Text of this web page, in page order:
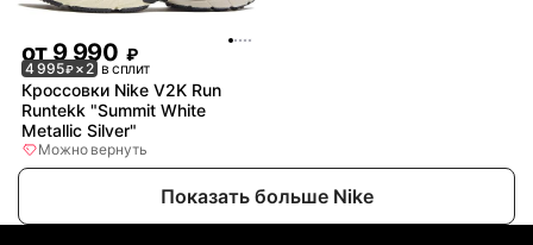
от9 990 ₽
4 995₽× 2 в сплит
Кроссовки Nike V2K Run
Runtekk "Summit White
Metallic Silver"
Можно вернуть
Показать больше Nike